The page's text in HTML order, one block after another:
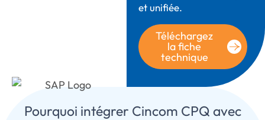
et unifiée.
Téléchargez
la fiche
technique
Pourquoi intégrer Cincom CPQ avec